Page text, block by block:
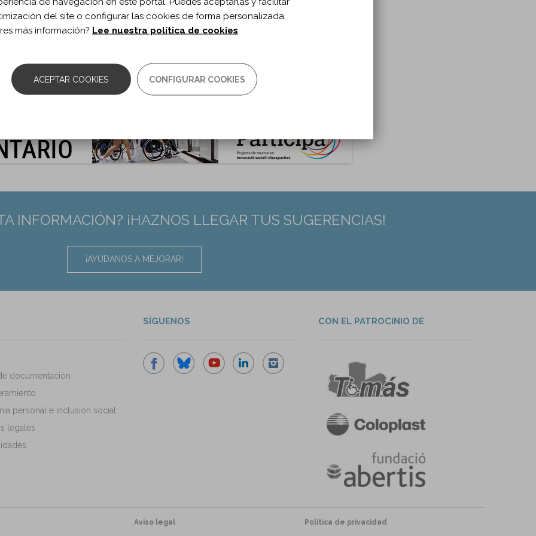
2020;47(3)
documento:Artículo de revisión
10.3233/NRE-208007
32986624
INFORMACIÓN? ¡HAZNOS LLEGAR TUS SUGERENCIAS!
¡AYÚDANOS A MEJORAR!
documentación
personal e inclusión social
legales
SÍGUENOS CON EL PATROCINIO DE
Aviso legal
Política de privacidad
del site o configurar las cookies de forma personalizada.
más información? Lee nuestra política de cookies
ACEPTAR COOKIES CONFIGURAR COOKIES